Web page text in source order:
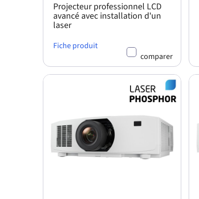
Projecteur professionnel LCD
avancé avec installation d'un
laser
Fiche produit
comparer